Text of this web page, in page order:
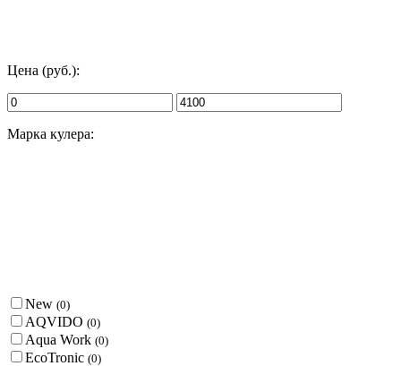
Цена (руб.):
Марка кулера:
New (0)
AQVIDO (0)
Aqua Work (0)
EcoTronic (0)